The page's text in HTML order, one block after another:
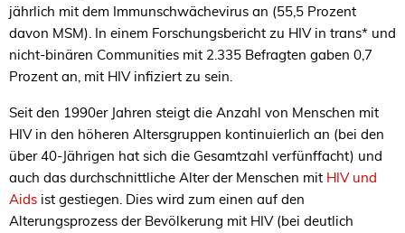
jährlich mit dem Immunschwächevirus an (55,5 Prozent
davon MSM). In einem Forschungsbericht zu HIV in trans* und
nicht-binären Communities mit 2.335 Befragten gaben 0,7
Prozent an, mit HIV infiziert zu sein.
Seit den 1990er Jahren steigt die Anzahl von Menschen mit
HIV in den höheren Altersgruppen kontinuierlich an (bei den
über 40-Jährigen hat sich die Gesamtzahl verfünffacht) und
auch das durchschnittliche Alter der Menschen mit HIV und
Aids ist gestiegen. Dies wird zum einen auf den
Alterungsprozess der Bevölkerung mit HIV (bei deutlich